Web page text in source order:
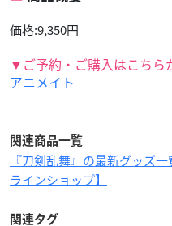
価格:9,350円
▼ご予約・ご購入はこちら
アニメイト
関連商品一覧
『刀剣乱舞』の最新グッズ
ラインショップ】
関連タグ